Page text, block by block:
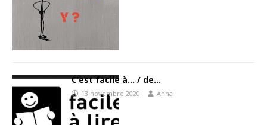
C’est facile à… / de…
13 novembre 2020 Anna